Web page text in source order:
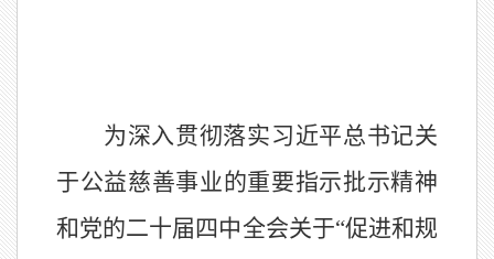
为深入贯彻落实习近平总书记关
于公益慈善事业的重要指示批示精神
和党的二十届四中全会关于“促进和规